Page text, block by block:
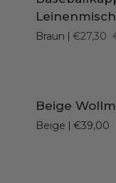
aus
Braun €27,30
IN DEN
Beige
Wollmütze
Beige
Beige €39,00